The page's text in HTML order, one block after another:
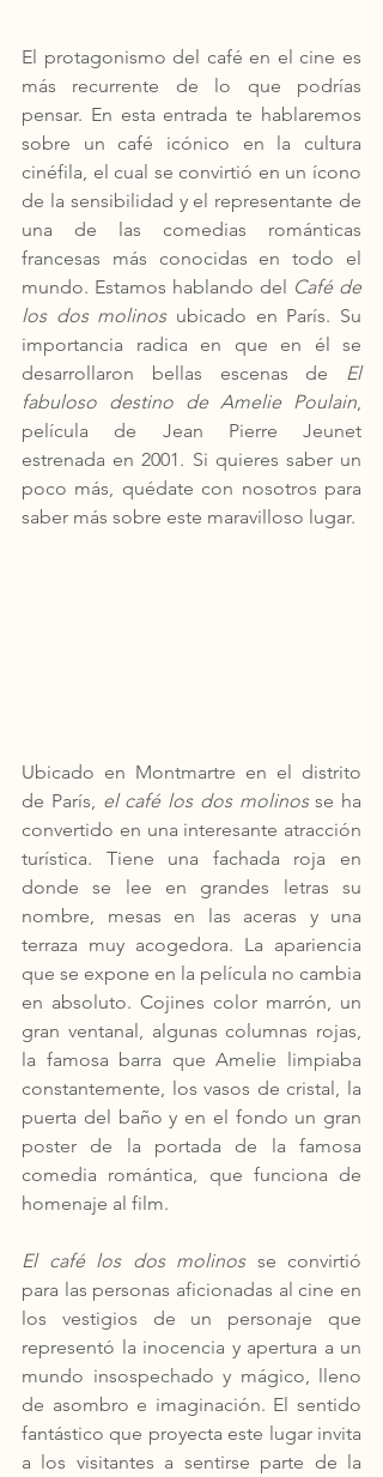
El protagonismo del café en el cine es
más recurrente de lo que podrías
pensar. En esta entrada te hablaremos
sobre un café icónico en la cultura
cinéfila, el cual se convirtió en un ícono
de la sensibilidad y el representante de
una de las comedias románticas
francesas más conocidas en todo el
mundo. Estamos hablando del Café de
los dos molinos ubicado en París. Su
importancia radica en que en él se
desarrollaron bellas escenas de El
fabuloso destino de Amelie Poulain,
película de Jean Pierre Jeunet
estrenada en 2001. Si quieres saber un
poco más, quédate con nosotros para
saber más sobre este maravilloso lugar.
Ubicado en Montmartre en el distrito
de París, el café los dos molinos se ha
convertido en una interesante atracción
turística. Tiene una fachada roja en
donde se lee en grandes letras su
nombre, mesas en las aceras y una
terraza muy acogedora. La apariencia
que se expone en la película no cambia
en absoluto. Cojines color marrón, un
gran ventanal, algunas columnas rojas,
la famosa barra que Amelie limpiaba
constantemente, los vasos de cristal, la
puerta del baño y en el fondo un gran
poster de la portada de la famosa
comedia romántica, que funciona de
homenaje al film.
El café los dos molinos se convirtió
para las personas aficionadas al cine en
los vestigios de un personaje que
representó la inocencia y apertura a un
mundo insospechado y mágico, lleno
de asombro e imaginación. El sentido
fantástico que proyecta este lugar invita
a los visitantes a sentirse parte de la